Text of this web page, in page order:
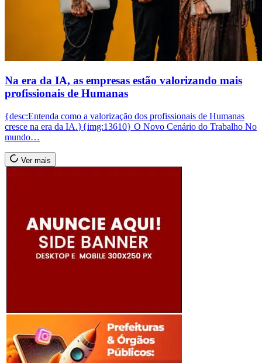
Na era da IA, as empresas estão valorizando mais
profissionais de Humanas
{desc:Entenda como a valorização dos profissionais de Humanas
cresce na era da IA.}{img:13610} O Novo Cenário do Trabalho No
mundo…
Ver mais